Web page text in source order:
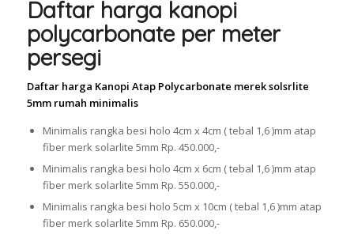
Daftar harga kanopi
polycarbonate per meter
persegi
Daftar harga Kanopi Atap Polycarbonate merek solsrlite
5mm rumah minimalis
Minimalis rangka besi holo 4cm x 4cm ( tebal 1,6 )mm atap
fiber merk solarlite 5mm Rp. 450.000,-
Minimalis rangka besi holo 4cm x 6cm ( tebal 1,6 )mm atap
fiber merk solarlite 5mm Rp. 550.000,-
Minimalis rangka besi holo 5cm x 10cm ( tebal 1,6 )mm atap
fiber merk solarlite 5mm Rp. 650.000,-